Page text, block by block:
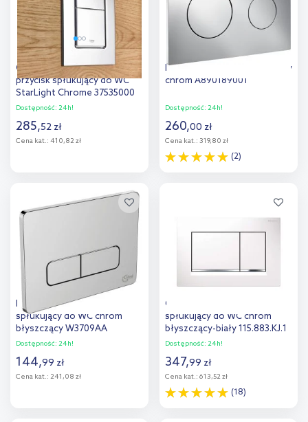
Grohe Skate Cosmopolitan S
przycisk spłukujący do WC
StarLight Chrome 37535000
Dostępność: 24h!
285,52 zł
Cena kat.: 410,82 zł
Dodaj do
Roca PL10 przycisk spłukujący
chrom A890189001
Dostępność: 24h!
260,00 zł
Cena kat.: 319,80 zł
(2)
Ideal Standard przycisk
spłukujący do WC chrom
błyszczący W3709AA
Dostępność: 24h!
144,99 zł
Cena kat.: 241,08 zł
Geberit Sigma20 przycisk
spłukujący do WC chrom
błyszczący-biały 115.883.KJ.1
Dostępność: 24h!
347,99 zł
Cena kat.: 613,52 zł
(18)